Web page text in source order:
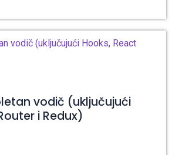
vodič (uključujući
i Redux)